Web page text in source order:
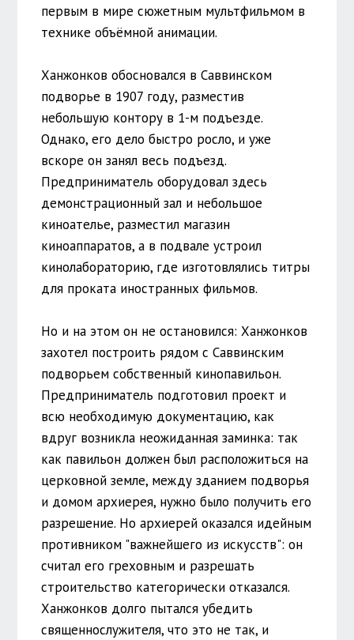
первым в мире сюжетным мультфильмом в
технике объёмной анимации.
Ханжонков обосновался в Саввинском
подворье в 1907 году, разместив
небольшую контору в 1-м подъезде.
Однако, его дело быстро росло, и уже
вскоре он занял весь подъезд.
Предприниматель оборудовал здесь
демонстрационный зал и небольшое
киноателье, разместил магазин
киноаппаратов, а в подвале устроил
кинолабораторию, где изготовлялись титры
для проката иностранных фильмов.
Но и на этом он не остановился: Ханжонков
захотел построить рядом с Саввинским
подворьем собственный кинопавильон.
Предприниматель подготовил проект и
всю необходимую документацию, как
вдруг возникла неожиданная заминка: так
как павильон должен был расположиться на
церковной земле, между зданием подворья
и домом архиерея, нужно было получить его
разрешение. Но архиерей оказался идейным
противником "важнейшего из искусств": он
считал его греховным и разрешать
строительство категорически отказался.
Ханжонков долго пытался убедить
священнослужителя, что это не так, и